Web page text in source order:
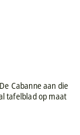
Cabanne aan die
tafelblad op maat